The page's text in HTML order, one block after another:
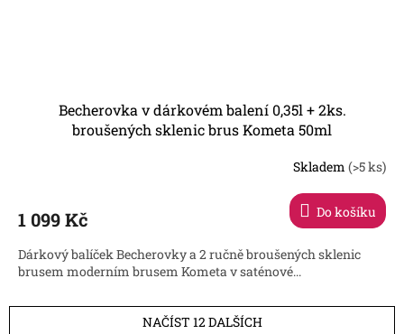
Becherovka v dárkovém balení 0,35l + 2ks.
broušených sklenic brus Kometa 50ml
Skladem (>5 ks)
1 099 Kč Do košíku
Dárkový balíček Becherovky a 2 ručně broušených sklenic
brusem moderním brusem Kometa v saténové...
NAČÍST 12 DALŠÍCH